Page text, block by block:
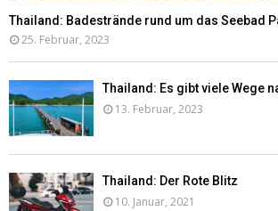
Thailand: Badestrände rund um das Seebad
25. Februar, 2023
Thailand: Es gibt viele Wege
13. Februar, 2023
Thailand: Der Rote Blitz
10. Januar, 2021